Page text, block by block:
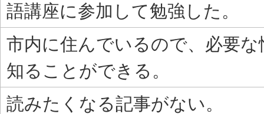
語講座に参加して勉強した。
市内に住んでいるので、必要
知ることができる。
読みたくなる記事がない。